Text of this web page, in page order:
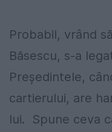
Probabil, vrând
Băsescu, s-a
Preşedintele,
cartierului, are
lui. Spune ceva